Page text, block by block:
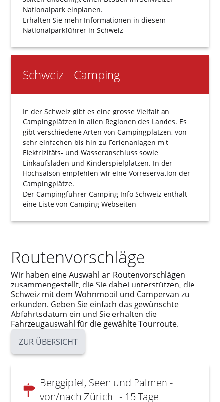
Nationalpark einplanen.
Erhalten Sie mehr Informationen in diesem
Nationalparkführer in Schweiz
Schweiz - Camping
In der Schweiz gibt es eine grosse Vielfalt an
Campingplätzen in allen Regionen des Landes. Es
gibt verschiedene Arten von Campingplätzen, von
sehr einfachen bis hin zu Ferienanlagen mit
Elektrizitäts- und Wasseranschluss sowie
Einkaufsläden und Kinderspielplätzen. In der
Hochsaison empfehlen wir eine Vorreservation der
Campingplätze.
Der CampingführerCamping Info Schweiz enthält
eine Liste von Camping Webseiten
Routenvorschläge
Wir haben eine Auswahl an Routenvorschlägen
zusammengestellt, die Sie dabei unterstützen, die
Schweiz mit dem Wohnmobil und Campervan zu
erkunden. Geben Sie einfach das gewünschte
Abfahrtsdatum ein und Sie erhalten die
Fahrzeugauswahl für die gewählte Tourroute.
ZUR ÜBERSICHT
Berggipfel, Seen und Palmen -
von/nach Zürich - 15 Tage